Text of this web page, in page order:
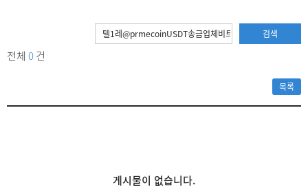
검색
전체 0건
목록
게시물이 없습니다.